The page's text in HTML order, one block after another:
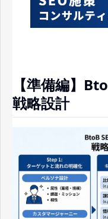
【準備編】
戦略設計